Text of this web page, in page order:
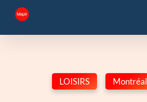
LOISIRS Montréal